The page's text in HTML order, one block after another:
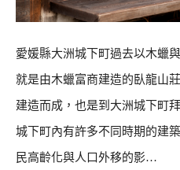
愛媛縣大洲城下町過去以木蠟
就是由木蠟富商建造的臥龍山
建造而成，也是到大洲城下町
城下町內有許多不同時期的建
民高齡化與人口外移的影…